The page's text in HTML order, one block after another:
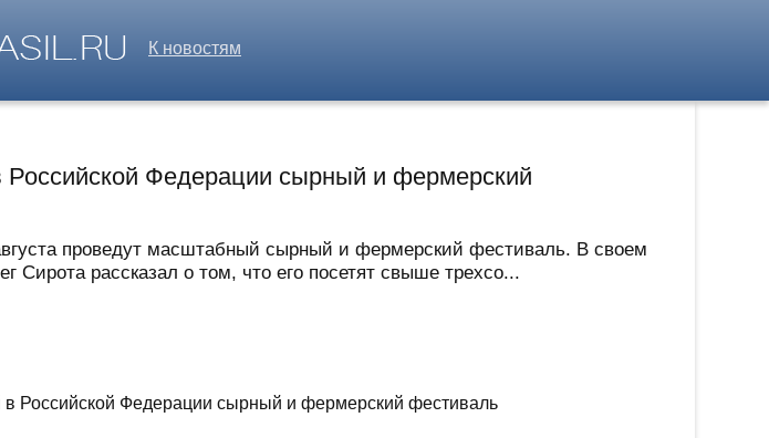
К новостям
Федерации сырный и фермерский
проведут масштабный сырный и фермерский фестиваль. В своем
Сирота рассказал о том, что его посетят свыше трехсо...